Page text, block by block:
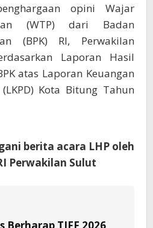
opini Wajar
(WTP) dari Badan
(BPK) RI, Perwakilan
Laporan Hasil
atas Laporan Keuangan
Kota Bitung Tahun
berita acara LHP oleh
Perwakilan Sulut